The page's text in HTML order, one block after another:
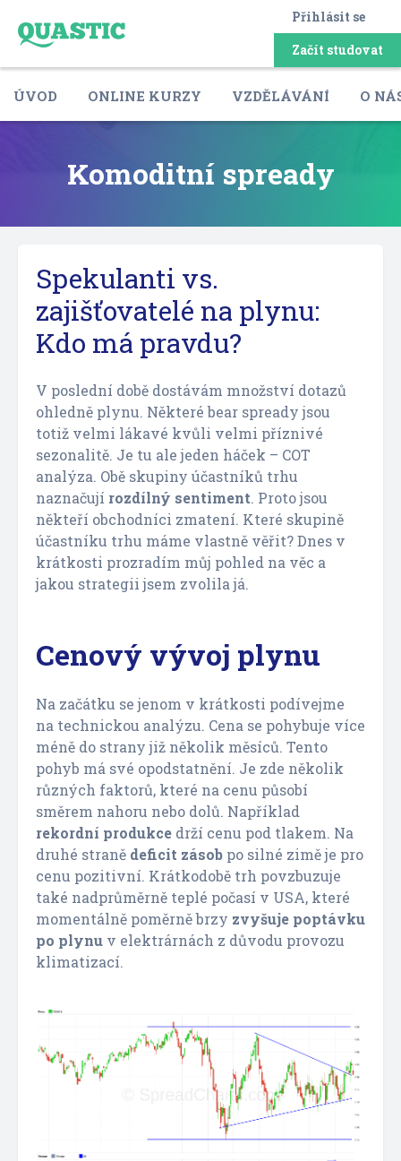
Přihlásit se
Začít studovat
ÚVOD ONLINE KURZY VZDĚLÁVÁNÍ O
Komoditní spready
Spekulanti vs.
zajišťovatelé na plynu:
Kdo má pravdu?
V poslední době dostávám množství dotazů
ohledně plynu. Některé bear spready jsou
totiž velmi lákavé kvůli velmi příznivé
sezonalitě. Je tu ale jeden háček – COT
analýza. Obě skupiny účastníků trhu
naznačují rozdílný sentiment. Proto jsou
někteří obchodníci zmatení. Které skupině
účastníku trhu máme vlastně věřit? Dnes v
krátkosti prozradím můj pohled na věc a
jakou strategii jsem zvolila já.
Cenový vývoj plynu
Na začátku se jenom v krátkosti podívejme
na technickou analýzu. Cena se pohybuje více
méně do strany již několik měsíců. Tento
pohyb má své opodstatnění. Je zde několik
různých faktorů, které na cenu působí
směrem nahoru nebo dolů. Například
rekordní produkce drží cenu pod tlakem. Na
druhé straně deficit zásob po silné zimě je pro
cenu pozitivní. Krátkodobě trh povzbuzuje
také nadprůměrně teplé počasí v USA, které
momentálně poměrně brzy zvyšuje poptávku
po plynu v elektrárnách z důvodu provozu
klimatizací.